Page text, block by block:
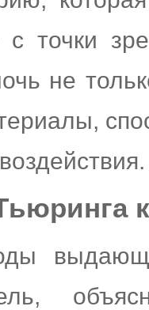
с точки
не